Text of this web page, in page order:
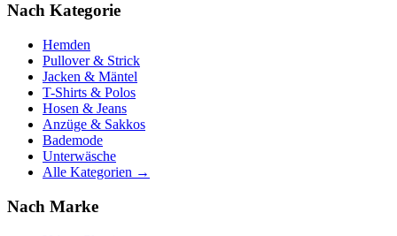
Nach Kategorie
Hemden
Pullover & Strick
Jacken & Mäntel
T-Shirts & Polos
Hosen & Jeans
Anzüge & Sakkos
Bademode
Unterwäsche
Alle Kategorien →
Nach Marke